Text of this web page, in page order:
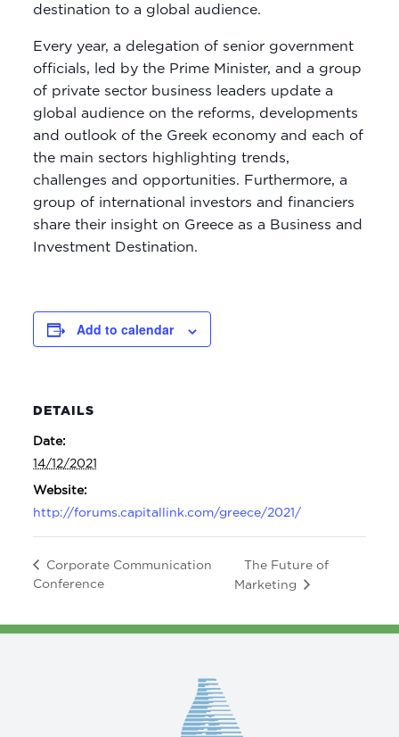
destination to a global audience.
Every year, a delegation of senior government
officials, led by the Prime Minister, and a group
of private sector business leaders update a
global audience on the reforms, developments
and outlook of the Greek economy and each of
the main sectors highlighting trends,
challenges and opportunities. Furthermore, a
group of international investors and financiers
share their insight on Greece as a Business and
Investment Destination.
Add to calendar
DETAILS
Date:
14/12/2021
Website:
http://forums.capitallink.com/greece/2021/
Corporate Communication
Conference
The Future of
Marketing